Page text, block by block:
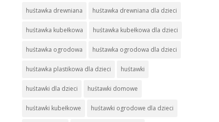
huśtawka drewniana huśtawka drewniana dla dzieci
huśtawka kubełkowa huśtawka kubełkowa dla dzieci
huśtawka ogrodowa huśtawka ogrodowa dla dzieci
huśtawka plastikowa dla dzieci huśtawki
huśtawki dla dzieci huśtawki domowe
huśtawki kubełkowe huśtawki ogrodowe dla dzieci